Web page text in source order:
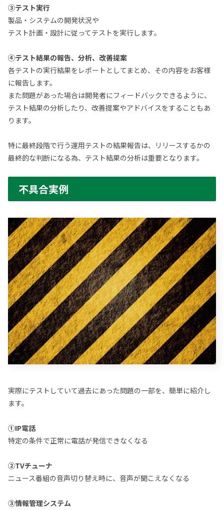
③テスト実行
製品・システムの開発状況や
テスト計画・設計に従ってテストを実行します。
④テスト結果の報告、分析、改善提案
各テストの実行結果をレポートとしてまとめ、その内容をお客様
に報告します。
また問題があった場合は開発者にフィードバックできるように、
テスト結果の分析したり、改善提案やアドバイスをすることもあ
ります。
特に最終段階で行う運用テストの結果報告は、リリースするかの
最終的な判断になる為、テスト結果の分析は重要となります。
不具合実例
実際にテストしていて過去にあった問題の一部を、簡単に紹介し
ます。
①IP電話
特定の条件で正常に電話が発信できなくなる
②TVチューナ
ニュース番組の音声切り替え時に、音声が聞こえなくなる
③情報管理システム